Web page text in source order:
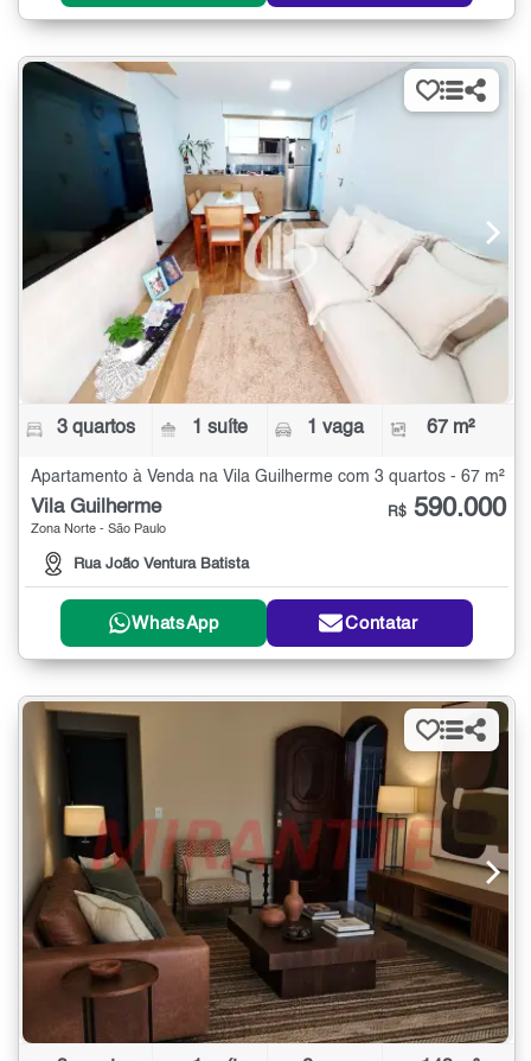
3 quartos 1 suíte 1 vaga 67 m²
Apartamento à Venda na Vila Guilherme com 3 quartos - 67 m²
Vila Guilherme
Zona Norte - São Paulo
Rua João Ventura Batista
R$ 590.000
WhatsApp Contatar